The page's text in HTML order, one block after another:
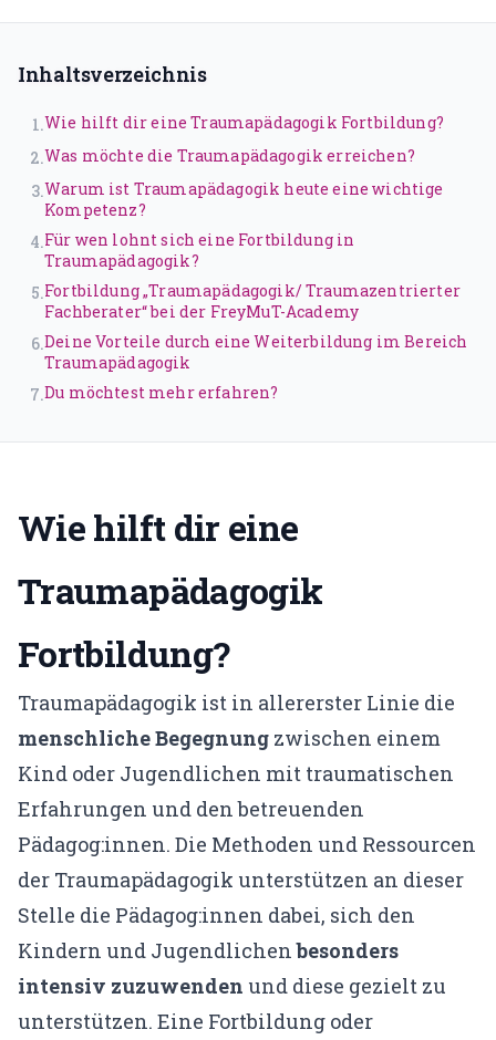
Traumatherapie (DeGPT)
Supervision
Dein Weg in deine Großartigkeit
Der Leuchtturmweg
Trauma und Lernen
Narrative
Traumasensibles Coaching
Du bist nicht kaputt (Aufzeichnung)
ÜBER UNS
Unser Team
Expertenfinder
🗓️ Alle Veranstaltungen
EMDR Live Session – Aufzeichnung
Supervision
📝 Blog
KONTO
Inhaltsverzeichnis
1.Wie hilft dir eine Traumapädagogik Fortbildung?
2.Was möchte die Traumapädagogik erreichen?
3.Warum ist Traumapädagogik heute eine wichtige
Kompetenz?
4.Für wen lohnt sich eine Fortbildung in
Traumapädagogik?
5.Fortbildung „Traumapädagogik/ Traumazentrierter
Fachberater“ bei der FreyMuT-Academy
6.Deine Vorteile durch eine Weiterbildung im Bereich
Traumapädagogik
7.Du möchtest mehr erfahren?
Wie hilft dir eine
Traumapädagogik
Fortbildung?
Traumapädagogik ist in allererster Linie die
menschliche Begegnung zwischen einem
Kind oder Jugendlichen mit traumatischen
Erfahrungen und den betreuenden
Pädagog:innen. Die Methoden und Ressourcen
der Traumapädagogik unterstützen an dieser
Stelle die Pädagog:innen dabei, sich den
Kindern und Jugendlichenbesonders
intensiv zuzuwenden und diese gezielt zu
unterstützen. Eine Fortbildung oder